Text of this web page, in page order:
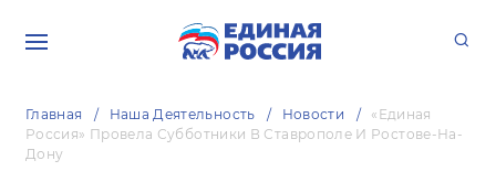
Главная Наша Деятельность Новости
«Единая
Россия» Провела Субботники В Ставрополе И Ростове-На-
Дону